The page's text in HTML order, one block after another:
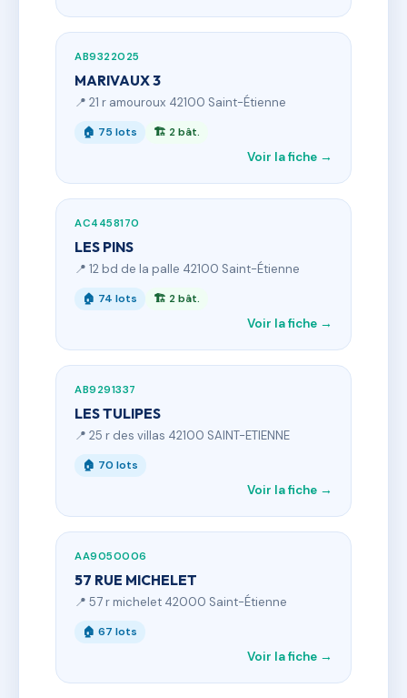
AB9322025
MARIVAUX 3
📍 21 r amouroux 42100 Saint-Étienne
🏠 75 lots 🏗 2 bât.
Voir la fiche →
AC4458170
LES PINS
📍 12 bd de la palle 42100 Saint-Étienne
🏠 74 lots 🏗 2 bât.
Voir la fiche →
AB9291337
LES TULIPES
📍 25 r des villas 42100 SAINT-ETIENNE
🏠 70 lots
Voir la fiche →
AA9050006
57 RUE MICHELET
📍 57 r michelet 42000 Saint-Étienne
🏠 67 lots
Voir la fiche →